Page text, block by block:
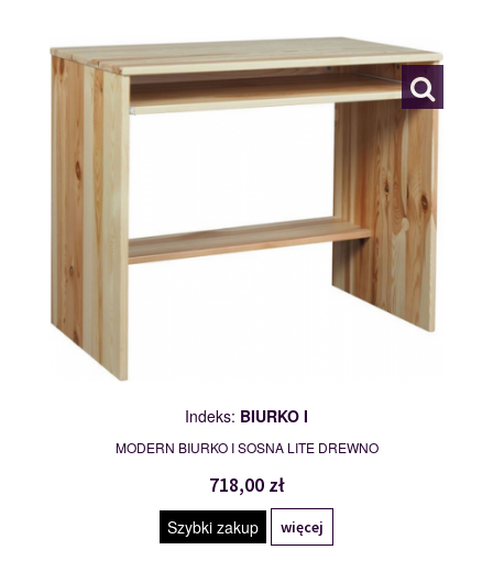
Indeks: BIURKO I
MODERN BIURKO I SOSNA LITE DREWNO
718,00 zł
Szybki zakup więcej